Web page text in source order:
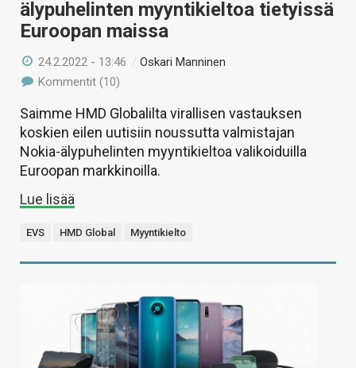
älypuhelinten myyntikieltoa tietyissä
Euroopan maissa
24.2.2022 - 13:46 /Oskari Manninen
Kommentit (10)
Saimme HMD Globalilta virallisen vastauksen
koskien eilen uutisiin noussutta valmistajan
Nokia-älypuhelinten myyntikieltoa valikoiduilla
Euroopan markkinoilla.
Lue lisää
EVS HMD Global Myyntikielto